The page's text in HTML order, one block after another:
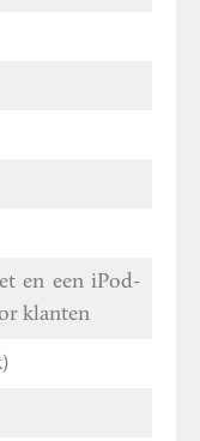
en een iPod-
klanten